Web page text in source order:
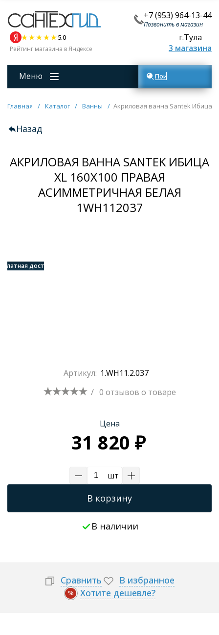
+7 (953) 964-13-44
Позвонить в магазин
5.0
Рейтинг магазина в Яндексе
г.Тула
3 магазина
Меню Поиск товаров
Главная / Каталог / Ванны / Акриловая ванна Santek Ибица
Назад
АКРИЛОВАЯ ВАННА SANTEK ИБИЦА
XL 160Х100 ПРАВАЯ
АСИММЕТРИЧНАЯ БЕЛАЯ
1WH112037
доставка
Артикул: 1.WH11.2.037
/ 0 отзывов о товаре
Цена
31 820 ₽
шт
В корзину
В наличии
Сравнить В избранное
% Хотите дешевле?